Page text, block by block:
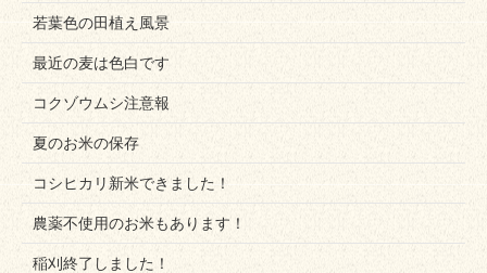
若葉色の田植え風景
最近の麦は色白です
コクゾウムシ注意報
夏のお米の保存
コシヒカリ新米できました！
農薬不使用のお米もあります！
稲刈終了しました！